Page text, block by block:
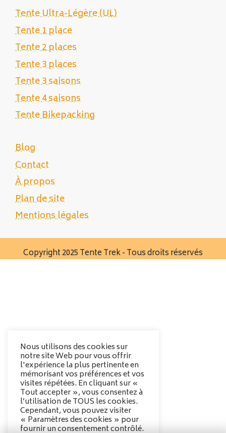
Tente Ultra-Légère (UL)
Tente 1 place
Tente 2 places
Tente 3 places
Tente 3 saisons
Tente 4 saisons
Tente Bikepacking
Blog
Contact
À propos
Plan de site
Mentions légales
Copyright 2025 Tente Trek - Tous droits réservés
Nous utilisons des cookies sur
notre site Web pour vous offrir
l'expérience la plus pertinente en
mémorisant vos préférences et vos
visites répétées. En cliquant sur «
Tout accepter », vous consentez à
l’utilisation de TOUS les cookies.
Cependant, vous pouvez visiter
« Paramètres des cookies » pour
fournir un consentement contrôlé.